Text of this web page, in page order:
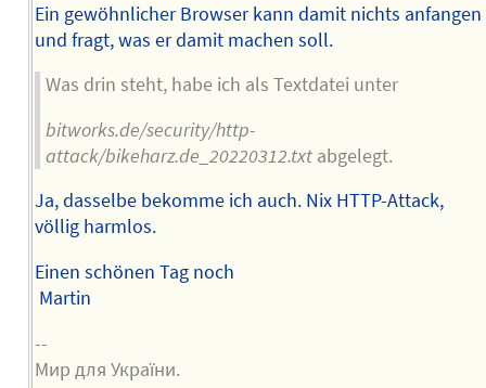
Ein gewöhnlicher Browser kann damit nichts anfangen
und fragt, was er damit machen soll.
Was drin steht, habe ich als Textdatei unter
bitworks.de/security/http-
attack/bikeharz.de_20220312.txtabgelegt.
Ja, dasselbe bekomme ich auch. Nix HTTP-Attack,
völlig harmlos.
Einen schönen Tag noch
Martin
--
Мир для України.